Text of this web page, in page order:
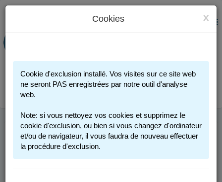
PORTAIL FAMILLE
Connexion
MENU
FACTURES ET
PAIEMENT
x
Cookies
Cookie d'exclusion installé. Vos visites sur ce site web
ne seront PAS enregistrées par notre outil d'analyse
web.
Note: si vous nettoyez vos cookies et supprimez le
cookie d'exclusion, ou bien si vous changez d'ordinateur
et/ou de navigateur, il vous faudra de nouveau effectuer
la procédure d'exclusion.